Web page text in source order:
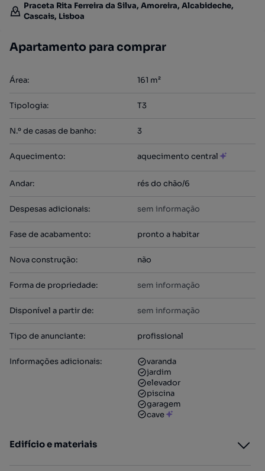
Praceta Rita Ferreira da Silva, Amoreira, Alcabideche,
Cascais, Lisboa
Apartamento para comprar
Área: 161 m²
Tipologia: T3
N.º de casas de banho: 3
Aquecimento: aquecimento central
Andar: rés do chão/6
Despesas adicionais: sem informação
Fase de acabamento: pronto a habitar
Nova construção: não
Forma de propriedade: sem informação
Disponível a partir de: sem informação
Tipo de anunciante: profissional
Informações adicionais:
varanda
jardim
elevador
piscina
garagem
cave
Edifício e materiais